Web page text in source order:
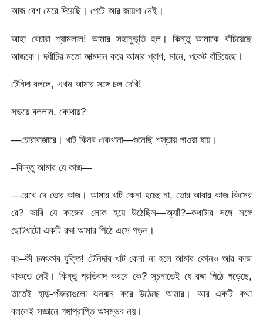
আজ বেশ মেরে দিয়েছি। পেটে আর জায়গা নেই।
আহা বেচারা শ্যামলাল! আমার সহানুভূতি হল। কিন্তু আমাকে বাঁচিয়েছে
আজকে। দধীচির মতো আত্মদান করে আমার প্রাণ, মানে, পকেট বাঁচিয়েছে।
টেনিদা বললে, এখন আমার সঙ্গে চল দেখি!
সভয়ে বললাম, কোথায়?
—চোরাবাজারে। খাট কিনব একখানা—শুনেছি শস্তায় পাওয়া যায়।
–কিন্তু আমার যে কাজ—
—রেখে দে তোর কাজ। আমার খাট কেনা হচ্ছে না, তোর আবার কাজ কিসের
রে? ভারি যে কাজের লোক হয়ে উঠেছিস—অ্যাাঁ?–কথাটার সঙ্গে সঙ্গে
ছোটখাটো একটি রদ্দা আমার পিঠে এসে পড়ল।
বাঃ–কী চমৎকার যুক্তি! টেনিদার খাট কেনা না হলে আমার কোনও আর কাজ
থাকতে নেই। কিন্তু প্রতিবাদ করবে কে? সূচনাতেই যে রদ্দা পিঠে পড়েছে,
তাতেই হাড়-পাঁজরাগুলো ঝনঝন করে উঠেছে আমার। আর একটি কথা
বললেই সজ্ঞানে গঙ্গাপ্রাপ্তি অসম্ভব নয়।